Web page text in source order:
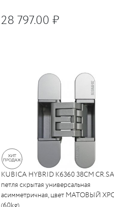
28 797.00 ₽
KUBICA HYBRID K6360 38CM
петля скрытая универсальная
асимметричная, цвет МАТОВЫЙ